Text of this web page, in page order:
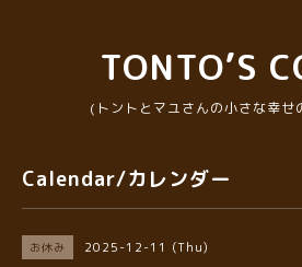
TONTO’S
(トントとマユさんの小さな幸せ
Calendar/カレンダー
お休み 2025-12-11 (Thu)